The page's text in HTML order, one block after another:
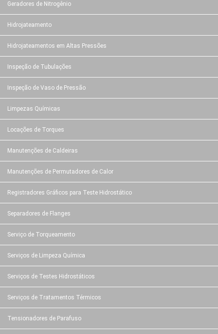
Geradores de Nitrogênio
Hidrojateamento
Hidrojateamentos em Altas Pressões
Inspeção de Tubulações
Inspeção de Vaso de Pressão
Limpezas Químicas
Locações de Torques
Manutenções de Caldeiras
Manutenções de Permutadores de Calor
Registradores Gráficos para Teste Hidrostático
Separadores de Flanges
Serviço de Torqueamento
Serviços de Limpeza Química
Serviços de Testes Hidrostáticos
Serviços de Tratamentos Térmicos
Tensionadores de Parafuso